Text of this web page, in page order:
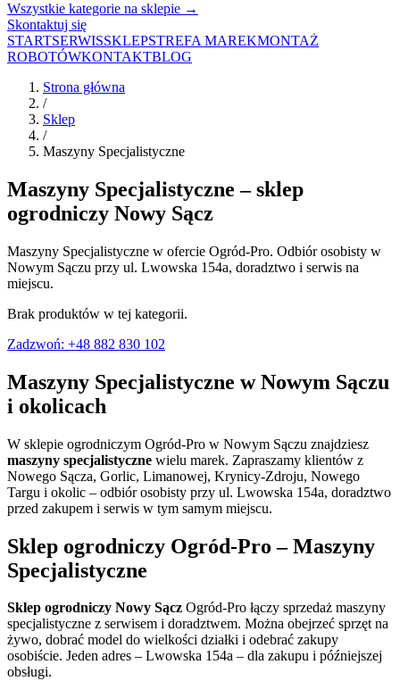
Wszystkie kategorie na sklepie →
Skontaktuj się
STARTSERWISSKLEPSTREFA MAREKMONTAŻ
ROBOTÓWKONTAKTBLOG
Strona główna
/
Sklep
/
Maszyny Specjalistyczne
Maszyny Specjalistyczne – sklep
ogrodniczy Nowy Sącz
Maszyny Specjalistyczne w ofercie Ogród-Pro. Odbiór osobisty w
Nowym Sączu przy ul. Lwowska 154a, doradztwo i serwis na
miejscu.
Brak produktów w tej kategorii.
Zadzwoń: +48 882 830 102
Maszyny Specjalistyczne w Nowym Sączu
i okolicach
W sklepie ogrodniczym Ogród-Pro w Nowym Sączu znajdziesz
maszyny specjalistyczne wielu marek. Zapraszamy klientów z
Nowego Sącza, Gorlic, Limanowej, Krynicy-Zdroju, Nowego
Targu i okolic – odbiór osobisty przy ul. Lwowska 154a, doradztwo
przed zakupem i serwis w tym samym miejscu.
Sklep ogrodniczy Ogród-Pro –Maszyny
Specjalistyczne
Sklep ogrodniczy Nowy Sącz Ogród-Pro łączy sprzedaż maszyny
specjalistyczne z serwisem i doradztwem. Można obejrzeć sprzęt na
żywo, dobrać model do wielkości działki i odebrać zakupy
osobiście. Jeden adres – Lwowska 154a – dla zakupu i późniejszej
obsługi.